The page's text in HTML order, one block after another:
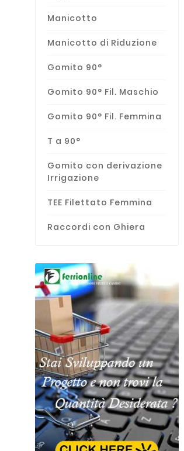
Manicotto
Manicotto di Riduzione
Gomito 90°
Gomito 90° Fil. Maschio
Gomito 90° Fil. Femmina
T a 90°
Gomito con derivazione
Irrigazione
TEE Filettato Femmina
Raccordi con Ghiera